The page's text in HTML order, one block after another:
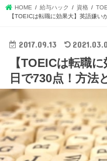
HOME 給与ハック 資格
【TOEICは転職に効果大】英語嫌
2017.09.13
【TOEICは転職
日で730点！方法